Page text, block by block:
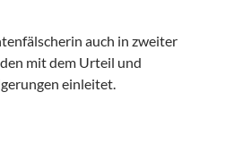
auch in zweiter
mit dem Urteil und
einleitet.